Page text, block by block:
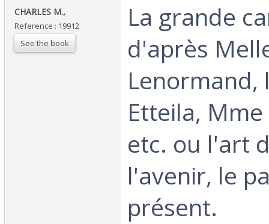
‎CHARLES M.,‎
Reference : 19912
See the book
‎La grande
d'après
Lenormand,
Etteila,
etc. ou l'art
l'avenir, le
présent.‎